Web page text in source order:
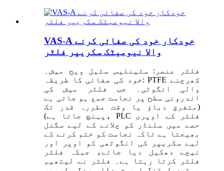
VAS-A خودکار خود کی صفائی کرنے
والا نیومیٹک سکریپر فلٹر
فلٹر عنصر: سٹینلیس سٹیل ویج میش۔
خود کی صفائی کا طریقہ: PTFE کھرچنے
والی انگوٹی۔ جب فلٹر میش کی
اندرونی سطح پر نجاست جمع ہو جاتی ہے
(متفرق دباؤ یا وقت مقررہ قدر تک
پہنچ جاتا ہے)، PLC فلٹر کے اوپری
حصے میں سلنڈر کو چلانے کے لیے سگنل
بھیجتا ہے تاکہ نجاست کو ختم کرنے کے
لیے سکریپر کی انگوٹھی کو اوپر اور
نیچے دھکیل دیا جائے، جبکہ فلٹر
فلٹر کرتا رہتا ہے۔ فلٹر نے لیتھیم